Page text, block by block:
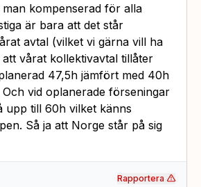
kompenserad för alla
är bara att det står
avtal (vilket vi gärna vill ha
vårat kollektivavtal tillåter
47,5h jämfört med 40h
vid oplanerade förseningar
upp till 60h vilket känns
Så ja att Norge står på sig
Rapportera